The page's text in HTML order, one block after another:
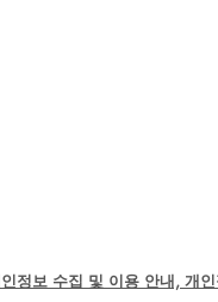
정보 수집 및 이용 안내, 개